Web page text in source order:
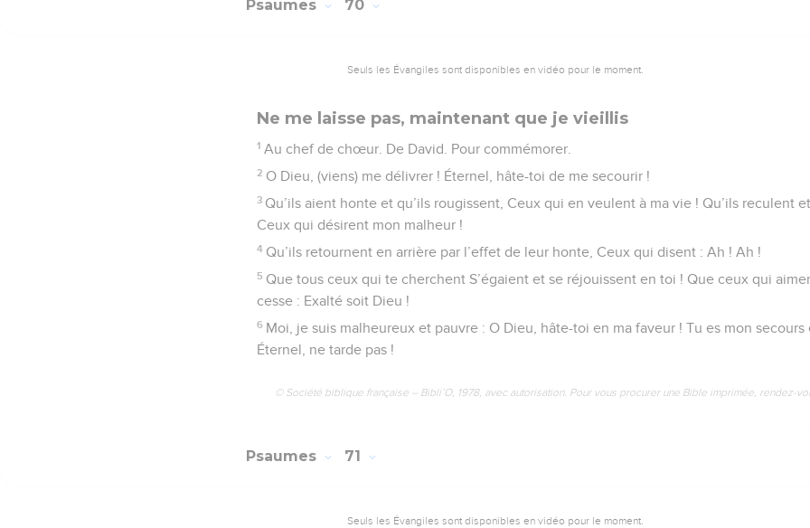
Psaumes 70
Seuls les Évangiles sont disponibles en vidéo pour le moment.
Ne me laisse pas, maintenant que je vieillis
1 Au chef de chœur. De David. Pour commémorer.
2 O Dieu, (viens) me délivrer ! Éternel, hâte-toi de me secourir !
3 Qu’ils aient honte et qu’ils rougissent, Ceux qui en veulent à ma vie ! Qu’ils reculent
Ceux qui désirent mon malheur !
4 Qu’ils retournent en arrière par l’effet de leur honte, Ceux qui disent : Ah ! Ah !
5 Que tous ceux qui te cherchent S’égaient et se réjouissent en toi ! Que ceux qui
cesse : Exalté soit Dieu !
6 Moi, je suis malheureux et pauvre : O Dieu, hâte-toi en ma faveur ! Tu es mon
Éternel, ne tarde pas !
© Société biblique française – Bibli’O, 1978, avec autorisation. Pour vous procurer une Bible imprimée, rendez-
Psaumes 71
Seuls les Évangiles sont disponibles en vidéo pour le moment.